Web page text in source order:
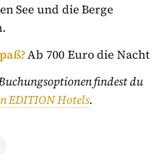
See und die Berge
Ab 700 Euro die Nacht
findest du
EDITION Hotels.